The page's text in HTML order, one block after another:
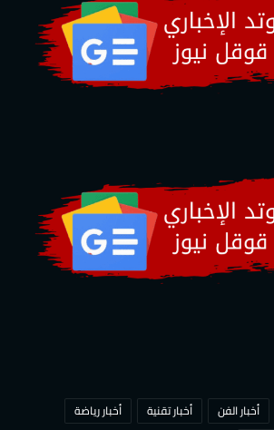
أخبار الفن أخبار تقنية
أخبار رياضة